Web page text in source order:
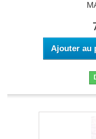
Ajouter au